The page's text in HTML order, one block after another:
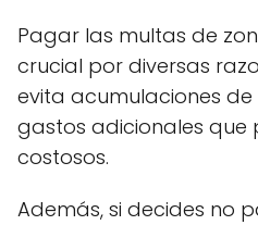
Pagar las multas de
crucial por diversas
evita acumulaciones
gastos adicionales que
costosos.
Además, si decides no